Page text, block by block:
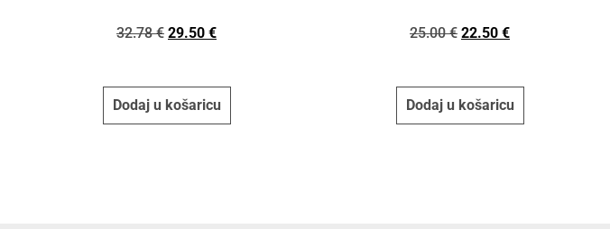
32.78€ 29.50 €
Dodaj u košaricu
25.00€ 22.50 €
Dodaj u košaricu